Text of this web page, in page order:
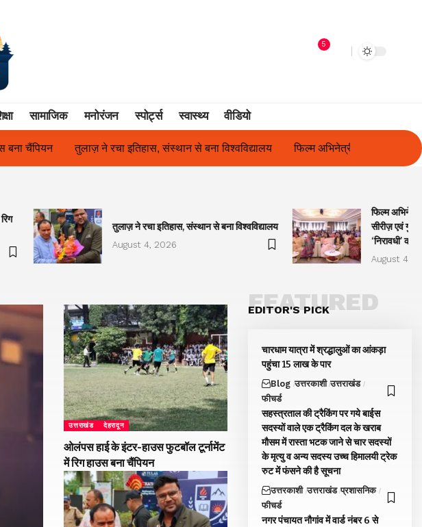
5
सामाजिक मनोरंजन स्पोर्ट्स स्वास्थ्य वीडियो
से बना विश्वविद्यालय फिल्म अभिनेत्री सुनीता राजवार ने किया ‘ओकल्ट सीरीज़ एवं गुलाबो अवॉर्ड्स
तुलाज़ ने रचा इतिहास, संस्थान से बना विश्वविद्यालय
August 4, 2026
फिल्म
सीरीज़ एवं
‘निरावधी’
August 4,
उत्तराखंड देहरादून
ओलंपस हाई के इंटर-हाउस फुटबॉल टूर्नामेंट
में रिग हाउस बना चैंपियन
EDITOR'S PICK
FEATURED
चारधाम यात्रा में श्रद्धालुओं का आंकड़ा
पहुंचा 15 लाख के पार
Blog उत्तरकाशी उत्तराखंड
फीचर्ड
सहस्त्रताल की ट्रैकिंग पर गये बाईस
सदस्यों वाले एक ट्रैकिंग दल के खराब
मौसम में रास्ता भटक जाने से चार सदस्यों
के मृत्यु व अन्य सदस्य उच्च हिमालयी ट्रेक
रुट में फंसने की है सूचना
उत्तरकाशी उत्तराखंड प्रशासनिक
फीचर्ड
नगर पंचायत नौगांव में वार्ड नंबर 6 से